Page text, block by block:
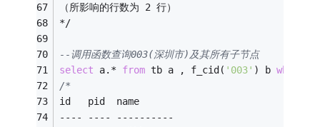
（所影响的行数为 2 行）
*/
--调用函数查询003(深圳市)及其所有子节点
select a. * from tb a , f_cid( '003' ) b where
/*
id   pid  name
---- ---- ----------